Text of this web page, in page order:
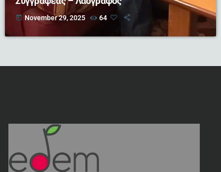
today November 29, 2025 64